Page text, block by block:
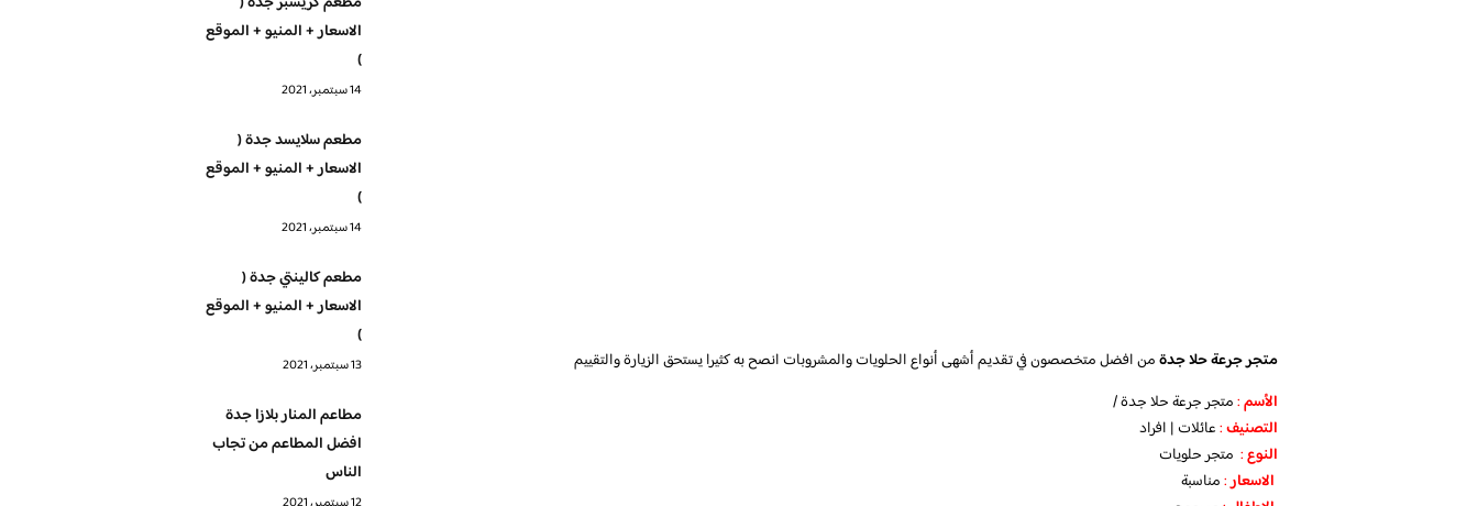
متجر جرعة حلا جدةمن افضل متخصصون في تقديم أشهى أنواع الحلويات والمشروبات انصح به كثيرا يستحق الزيارة والتقييم
الأسم:متجر جرعة حلا جدة /
التصنيف:عائلات | افراد
النوع: متجر حلويات
الاسعار:مناسبة
الاسعار + المنيو + الموقع
)
14 سبتمبر، 2021
مطعم سلايسد جدة (
الاسعار + المنيو + الموقع
)
14 سبتمبر، 2021
مطعم كالينتي جدة (
الاسعار + المنيو + الموقع
)
13 سبتمبر، 2021
مطاعم المنار بلازا جدة
افضل المطاعم من تجاب
الناس